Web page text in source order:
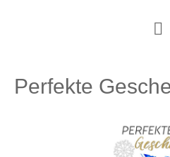
Perfekte